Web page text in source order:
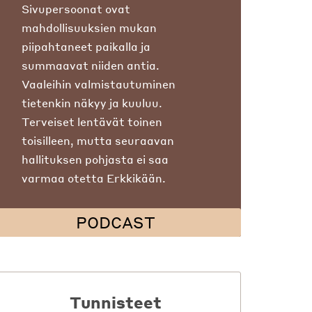
Sivupersoonat ovat
mahdollisuuksien mukan
piipahtaneet paikalla ja
summaavat niiden antia.
Vaaleihin valmistautuminen
tietenkin näkyy ja kuuluu.
Terveiset lentävät toinen
toisilleen, mutta seuraavan
hallituksen pohjasta ei saa
varmaa otetta Erkkikään.
PODCAST
Tunnisteet